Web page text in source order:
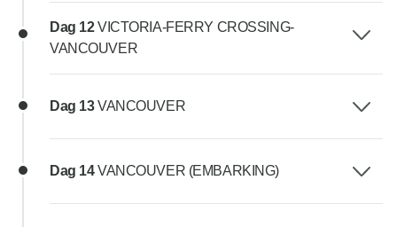
Dag 12VICTORIA-FERRY CROSSING-
VANCOUVER
Dag 13VANCOUVER
Dag 14VANCOUVER (EMBARKING)